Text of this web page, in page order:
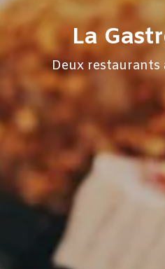
La
Deux restaurants